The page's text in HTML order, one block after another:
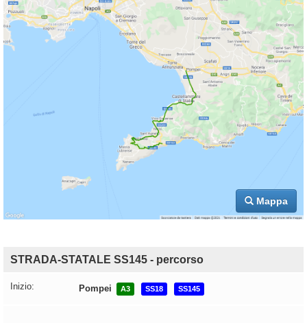
Mappa
STRADA-STATALE SS145 - percorso
Inizio: Pompei A3 SS18 SS145